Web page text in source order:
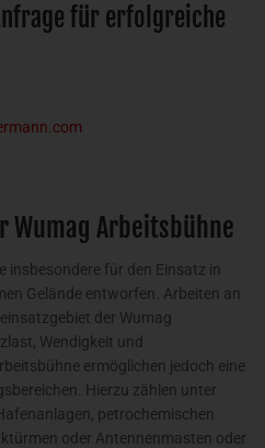
für erfolgreiche
Wumag Arbeitsbühne
insbesondere für den Einsatz in
Gelände entworfen. Arbeiten an
der Wumag
Wendigkeit und
ermöglichen jedoch eine
Hierzu zählen unter
petrochemischen
oder Antennenmasten oder